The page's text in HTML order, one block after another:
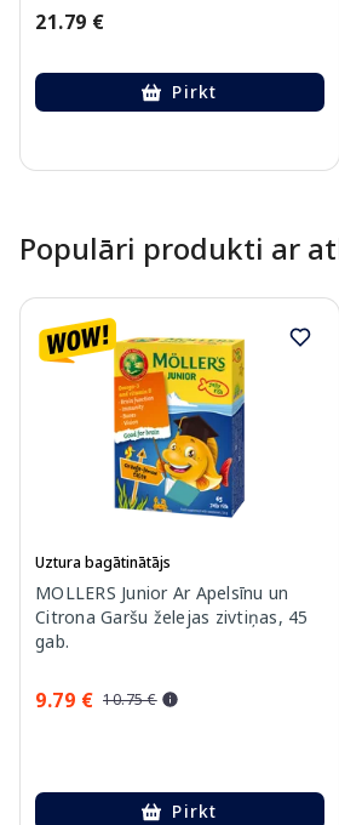
21.79 €
Pirkt
Populāri produkti ar
Uztura bagātinātājs
MOLLERS Junior Ar Apelsīnu un
Citrona Garšu želejas zivtiņas, 45
gab.
9.79 € 10.75 €
Pirkt